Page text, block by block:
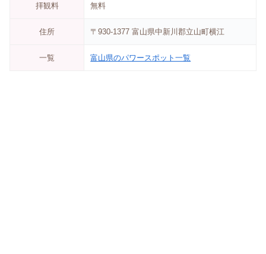
拝観料 無料
住所 〒930-1377 富山県中新川郡立山町横江
一覧 富山県のパワースポット一覧